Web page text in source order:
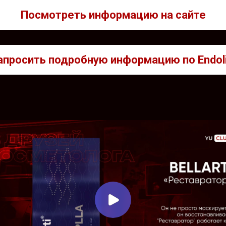
Посмотреть информацию на сайте
подробную информацию по